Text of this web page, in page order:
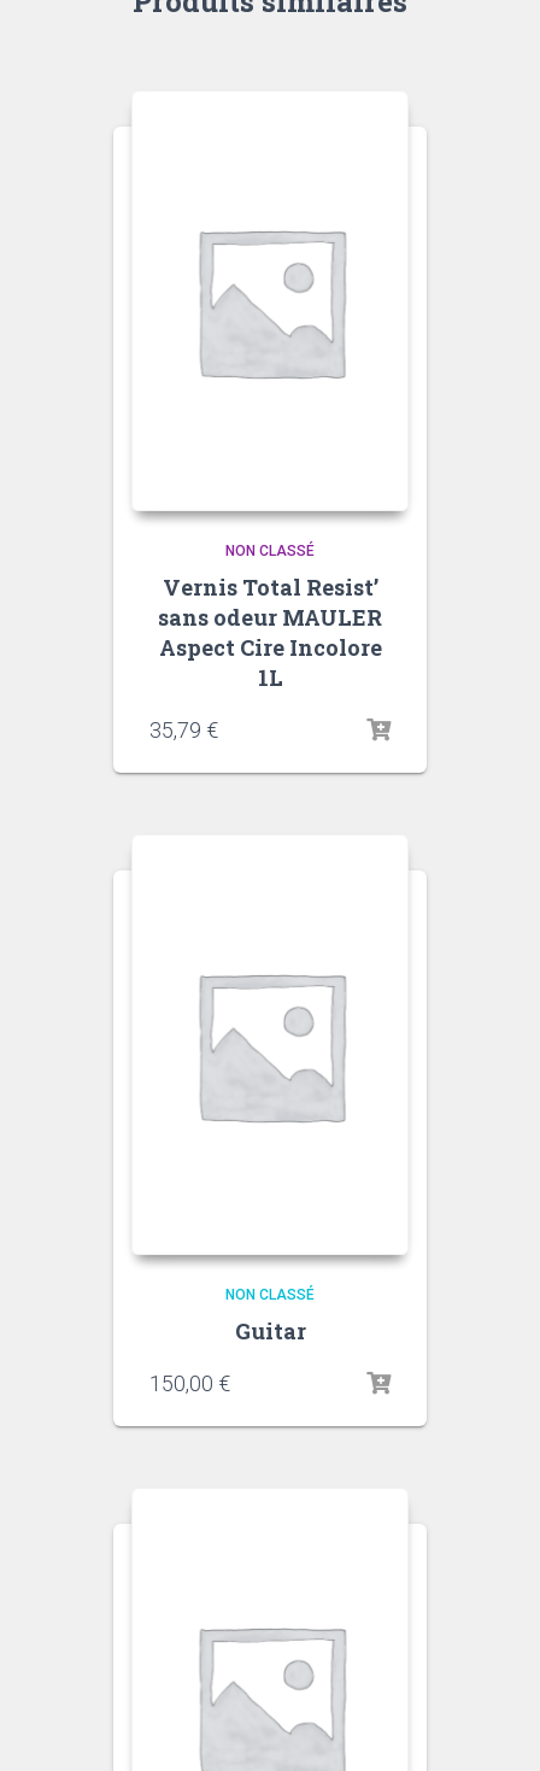
NON CLASSÉ
Vernis Total Resist’
sans odeur MAULER
Aspect Cire Incolore
1L
35,79 €
NON CLASSÉ
Guitar
150,00 €